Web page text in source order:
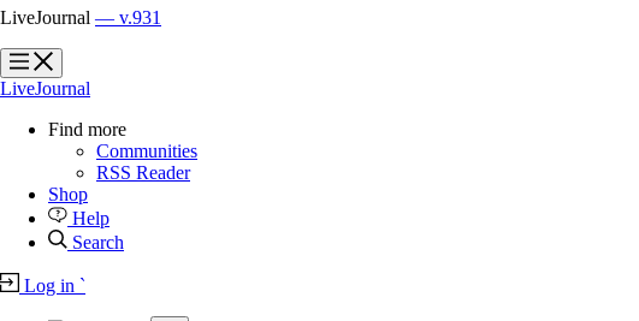
LiveJournal — v.931
?
?
LiveJournal
Find more
Communities
RSS Reader
Shop
Help
Search
Log in `